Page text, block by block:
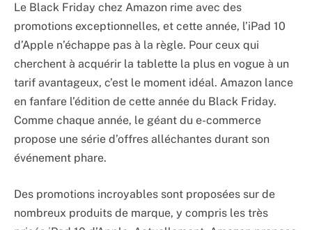
Le Black Friday chez Amazon rime avec des
promotions exceptionnelles, et cette année, l’iPad 10
d’Apple n’échappe pas à la règle. Pour ceux qui
cherchent à acquérir la tablette la plus en vogue à un
tarif avantageux, c’est le moment idéal. Amazon lance
en fanfare l’édition de cette année du Black Friday.
Comme chaque année, le géant du e-commerce
propose une série d’offres alléchantes durant son
événement phare.
Des promotions incroyables sont proposées sur de
nombreux produits de marque, y compris les très